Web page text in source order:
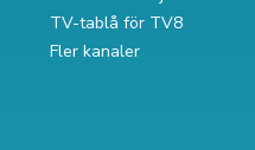
TV-tablå för TV8
Fler kanaler